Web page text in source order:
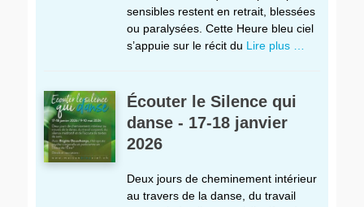
sensibles restent en retrait, blessées
ou paralysées. Cette Heure bleu ciel
s’appuie sur le récit du Lire plus …
Écouter le Silence qui
danse - 17-18 janvier
2026
Deux jours de cheminement intérieur
au travers de la danse, du travail